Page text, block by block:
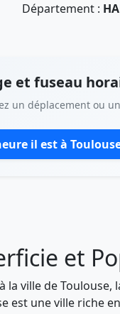
Département :
et fuseau
un déplacement ou
il est à
et
la ville de
est une ville riche